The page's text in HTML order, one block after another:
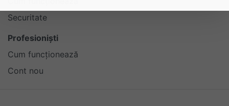
Securitate
Profesioniști
Cum funcționează
Cont nou